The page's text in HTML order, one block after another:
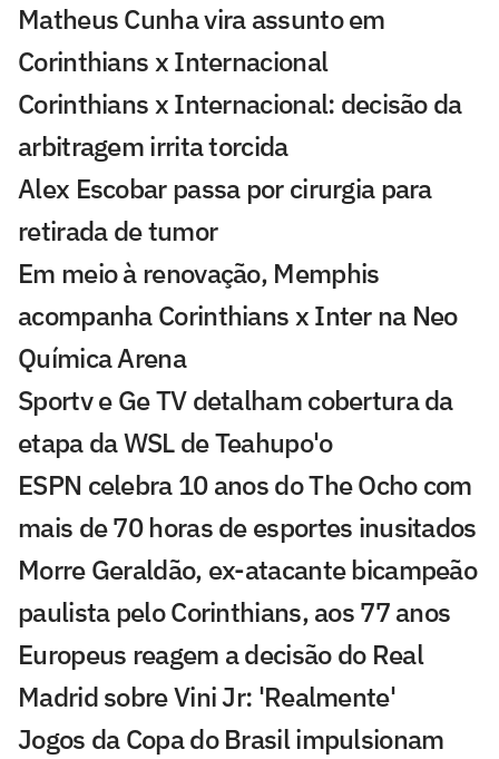
Matheus Cunha vira assunto em
Corinthians x Internacional
Corinthians x Internacional: decisão da
arbitragem irrita torcida
Alex Escobar passa por cirurgia para
retirada de tumor
Em meio à renovação, Memphis
acompanha Corinthians x Inter na Neo
Química Arena
Sportv e Ge TV detalham cobertura da
etapa da WSL de Teahupo'o
ESPN celebra 10 anos do The Ocho com
mais de 70 horas de esportes inusitados
Morre Geraldão, ex-atacante bicampeão
paulista pelo Corinthians, aos 77 anos
Europeus reagem a decisão do Real
Madrid sobre Vini Jr: 'Realmente'
Jogos da Copa do Brasil impulsionam